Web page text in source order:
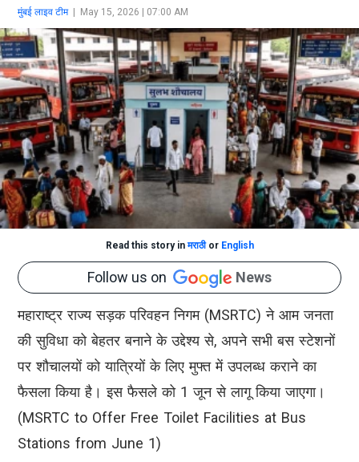
मुंबई लाइव टीम| May 15, 2026 | 07:00 AM
Read this story inमराठीor English
Follow us on News
महाराष्ट्र राज्य सड़क परिवहन निगम (MSRTC) ने आम जनता
की सुविधा को बेहतर बनाने के उद्देश्य से, अपने सभी बस स्टेशनों
पर शौचालयों को यात्रियों के लिए मुफ्त में उपलब्ध कराने का
फैसला किया है। इस फैसले को 1 जून से लागू किया जाएगा।
(MSRTC to Offer Free Toilet Facilities at Bus
Stations from June 1)